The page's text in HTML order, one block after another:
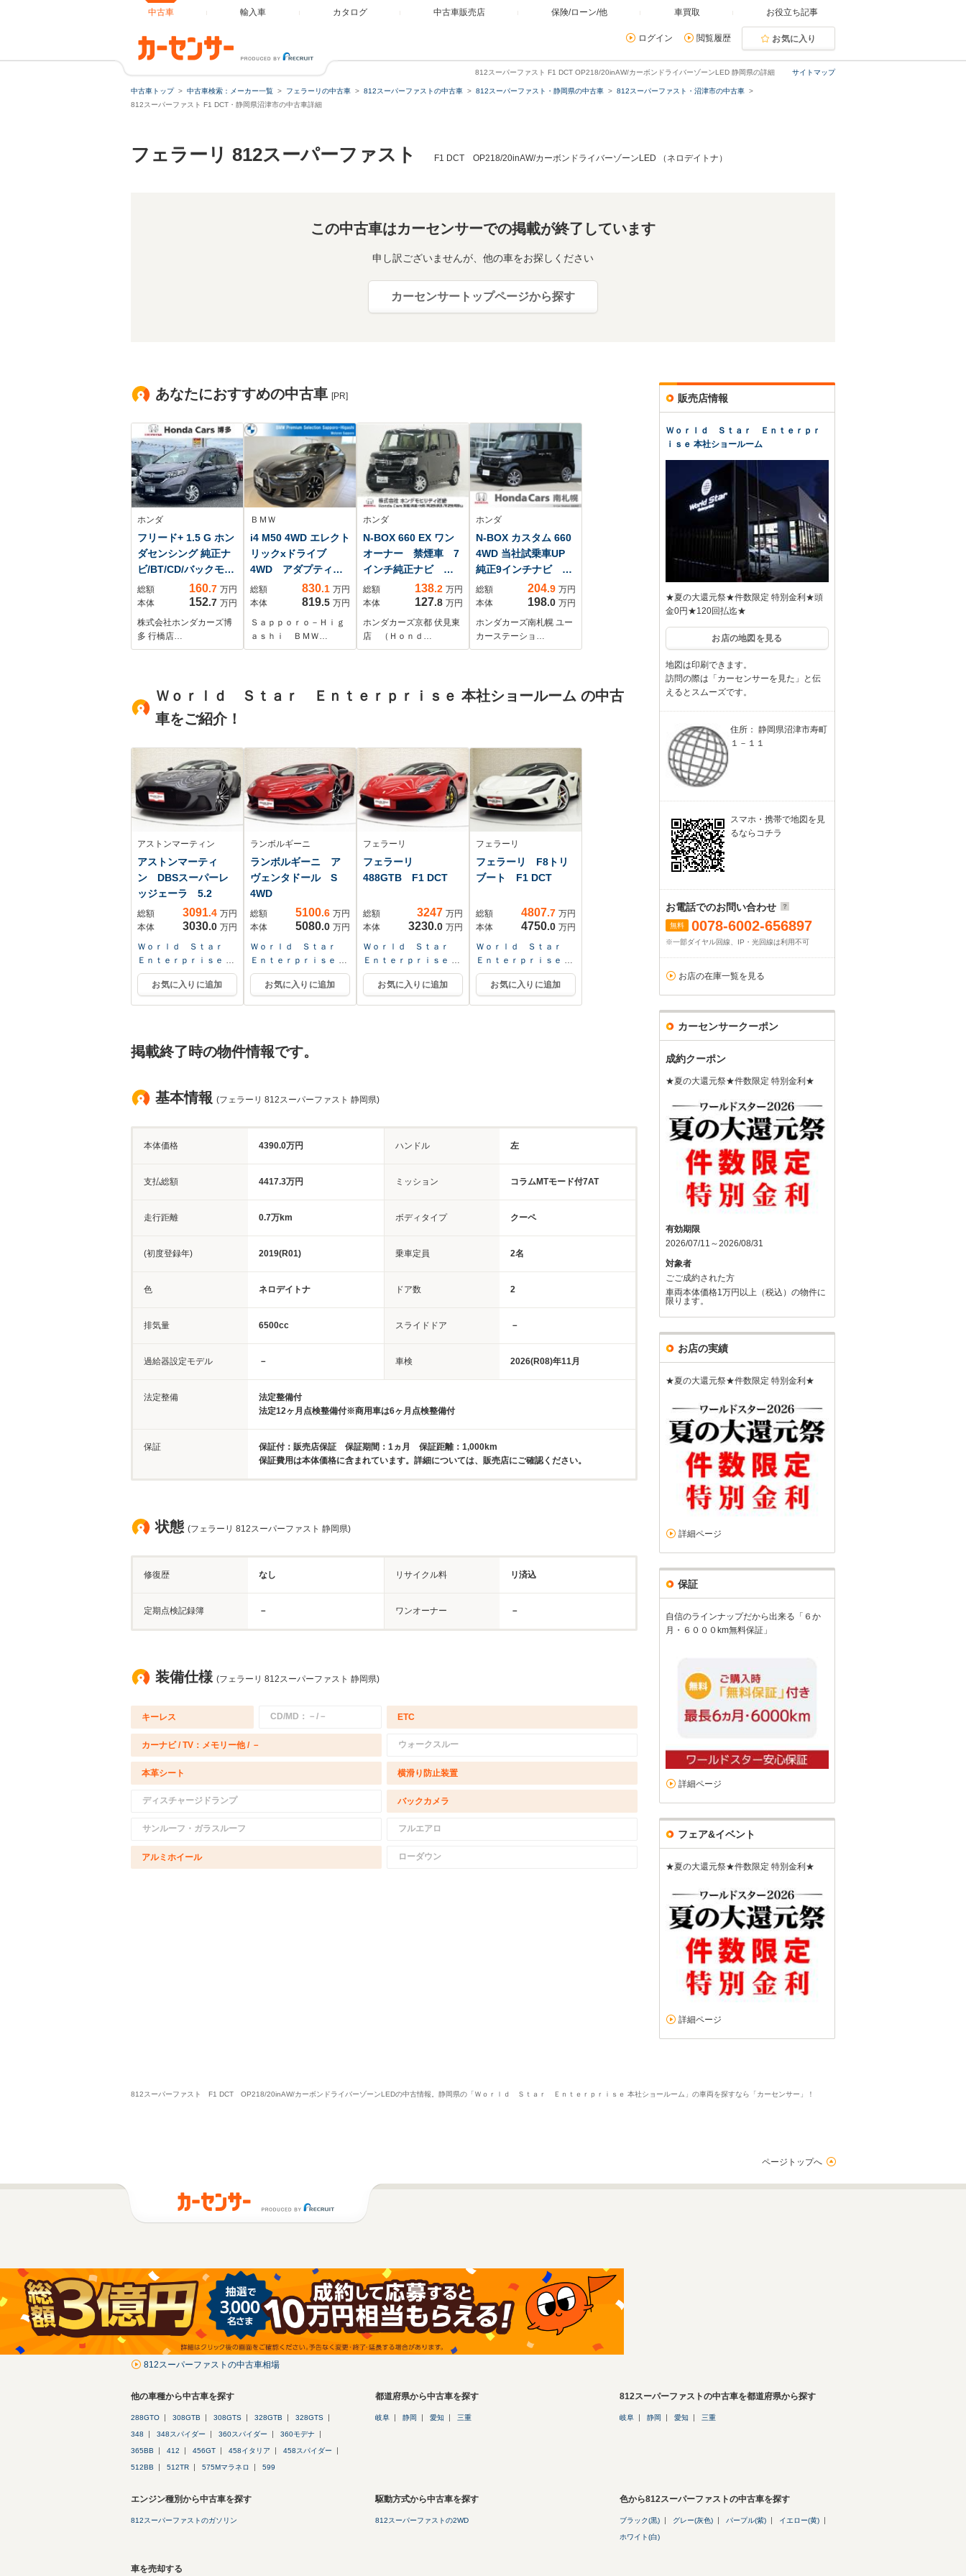
中古車 輸入車 カタログ 中古車販売店 保険/ローン/他 車買取 お役立ち記事
ログイン 閲覧履歴 お気に入り
サイトマップ
812スーパーファスト F1 DCT OP218/20inAW/カーボンドライバーゾーンLED 静岡県の詳細
中古車トップ 中古車検索：メーカー一覧 フェラーリの中古車 812スーパーファストの中古車 812スーパーファスト・静岡県の中古車
812スーパーファスト・沼津市の中古車
812スーパーファスト F1 DCT・静岡県沼津市の中古車詳細
フェラーリ 812スーパーファスト F1 DCT OP218/20inAW/カーボンドライバーゾーンLED （ネロデイトナ）
この中古車はカーセンサーでの掲載が終了しています
申し訳ございませんが、他の車をお探しください
カーセンサートップページから探す
あなたにおすすめの中古車 [PR]
ホンダ
フリード+ 1.5 G ホン
ダセンシング 純正ナ
ビ/BT/CD/バックモニ
ター/ETC
総額 160.7 万円
本体
152.7 万円
株式会社ホンダカーズ博
多 行橋店…
ＢＭＷ
i4 M50 4WD エレクト
リックxドライブ
4WD アダプティブ
Mサス ドライビング
アシストプロフェッ
ショナル レザーシ
ート ステアリング
ヒーター リアサン
イ 弊社デモカー 2
総額 830.1 万円
本体
819.5 万円
Ｓａｐｐｏｒｏ－Ｈｉｇ
ａｓｈｉ ＢＭＷ…
ホンダ
N-BOX 660 EX ワン
オーナー 禁煙車 7
インチ純正ナビ
ETC バックカメ
ラ 片側電動スライ
ドドア アダプティ
ブクルーズコントロ
ール Bluetooth 障
ジ USB スペアキ
総額 138.2 万円
本体
127.8 万円
ホンダカーズ京都 伏見東
店 （Ｈｏｎｄ…
ホンダ
N-BOX カスタム 660
4WD 当社試乗車UP
純正9インチナビ バ
ックカメラ ホンダ
センシング 前側ド
ラレコ ETC 両側
PSD フルセグ
Bluetooth USB
キングセンサー サ
総額 204.9 万円
本体
198.0 万円
ホンダカーズ南札幌 ユー
カーステーショ…
Ｗｏｒｌｄ Ｓｔａｒ Ｅｎｔｅｒｐｒｉｓｅ 本社ショールーム の中古
車をご紹介！
アストンマーティン
アストンマーティ
ン DBSスーパーレ
ッジェーラ 5.2
総額 3091.4 万円
本体
3030.0 万円
Ｗｏｒｌｄ Ｓｔａｒ
Ｅｎｔｅｒｐｒｉｓｅ 本
社ショールーム
お気に入りに追加
ランボルギーニ
ランボルギーニ ア
ヴェンタドール S
4WD
総額 5100.6 万円
本体
5080.0 万円
Ｗｏｒｌｄ Ｓｔａｒ
Ｅｎｔｅｒｐｒｉｓｅ 本
社ショールーム
お気に入りに追加
フェラーリ
フェラーリ
488GTB F1 DCT
総額 3247 万円
本体
3230.0 万円
Ｗｏｒｌｄ Ｓｔａｒ
Ｅｎｔｅｒｐｒｉｓｅ 本
社ショールーム
お気に入りに追加
フェラーリ
フェラーリ F8トリ
ブート F1 DCT
総額 4807.7 万円
本体
4750.0 万円
Ｗｏｒｌｄ Ｓｔａｒ
Ｅｎｔｅｒｐｒｉｓｅ 本
社ショールーム
お気に入りに追加
掲載終了時の物件情報です。
基本情報 (フェラーリ 812スーパーファスト 静岡県)
本体価格 4390.0万円 ハンドル 左
支払総額 4417.3万円 ミッション コラムMTモード付7AT
走行距離 0.7万km ボディタイプ クーペ
(初度登録年) 2019(R01) 乗車定員 2名
色 ネロデイトナ ドア数 2
排気量 6500cc スライドドア －
過給器設定モデル － 車検 2026(R08)年11月
法定整備
法定整備付
法定12ヶ月点検整備付※商用車は6ヶ月点検整備付
保証
保証付：販売店保証 保証期間：1ヵ月 保証距離：1,000km
保証費用は本体価格に含まれています。詳細については、販売店にご確認ください。
状態 (フェラーリ 812スーパーファスト 静岡県)
修復歴 なし リサイクル料 リ済込
定期点検記録簿 － ワンオーナー －
装備仕様 (フェラーリ 812スーパーファスト 静岡県)
キーレス CD/MD：－/－ ETC
カーナビ / TV：メモリー他 / － ウォークスルー
本革シート 横滑り防止装置
ディスチャージドランプ バックカメラ
サンルーフ・ガラスルーフ フルエアロ
アルミホイール ローダウン
販売店情報
Ｗｏｒｌｄ Ｓｔａｒ Ｅｎｔｅｒｐｒ
ｉｓｅ 本社ショールーム
★夏の大還元祭★件数限定 特別金利★頭
金0円★120回払迄★
お店の地図を見る
地図は印刷できます。
訪問の際は「カーセンサーを見た」と伝
えるとスムーズです。
住所： 静岡県沼津市寿町
１－１１
スマホ・携帯で地図を見
るならコチラ
お電話でのお問い合わせ
無料 0078-6002-656897
※一部ダイヤル回線、IP・光回線は利用不可
お店の在庫一覧を見る
カーセンサークーポン
成約クーポン
★夏の大還元祭★件数限定 特別金利★
有効期限
2026/07/11～2026/08/31
対象者
ごご成約された方
車両本体価格1万円以上（税込）の物件に
限ります。
お店の実績
★夏の大還元祭★件数限定 特別金利★
詳細ページ
保証
自信のラインナップだから出来る「６か
月・６０００km無料保証」
詳細ページ
フェア&イベント
★夏の大還元祭★件数限定 特別金利★
詳細ページ
812スーパーファスト F1 DCT OP218/20inAW/カーボンドライバーゾーンLEDの中古情報。静岡県の「Ｗｏｒｌｄ Ｓｔａｒ Ｅｎｔｅｒｐｒｉｓｅ 本社ショールーム」の車両を探すなら「カーセンサー」！
ページトップへ
812スーパーファストの中古車相場
他の車種から中古車を探す
288GTO 308GTB 308GTS 328GTB 328GTS
348 348スパイダー 360スパイダー 360モデナ
365BB 412 456GT 458イタリア 458スパイダー
512BB 512TR 575Mマラネロ 599
都道府県から中古車を探す
岐阜 静岡 愛知 三重
812スーパーファストの中古車を都道府県から探す
岐阜 静岡 愛知 三重
エンジン種別から中古車を探す
812スーパーファストのガソリン
駆動方式から中古車を探す
812スーパーファストの2WD
色から812スーパーファストの中古車を探す
ブラック(黒) グレー(灰色) パープル(紫) イエロー(黄)
ホワイト(白)
車を売却する